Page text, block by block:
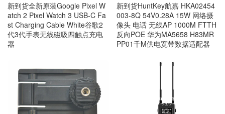
新到货全新原装Google Pixel W
atch 2 Pixel Watch 3 USB-C Fa
st Charging Cable White谷歌2
代3代手表无线磁吸四触点充电
器
新到货HuntKey航嘉 HKA02454
003-8Q 54V0.28A 15W 网络摄
像头 电话 无线AP 1000M FTTH
反向POE 华为MA5658 H83MR
PP01千M供电宽带数据适配器